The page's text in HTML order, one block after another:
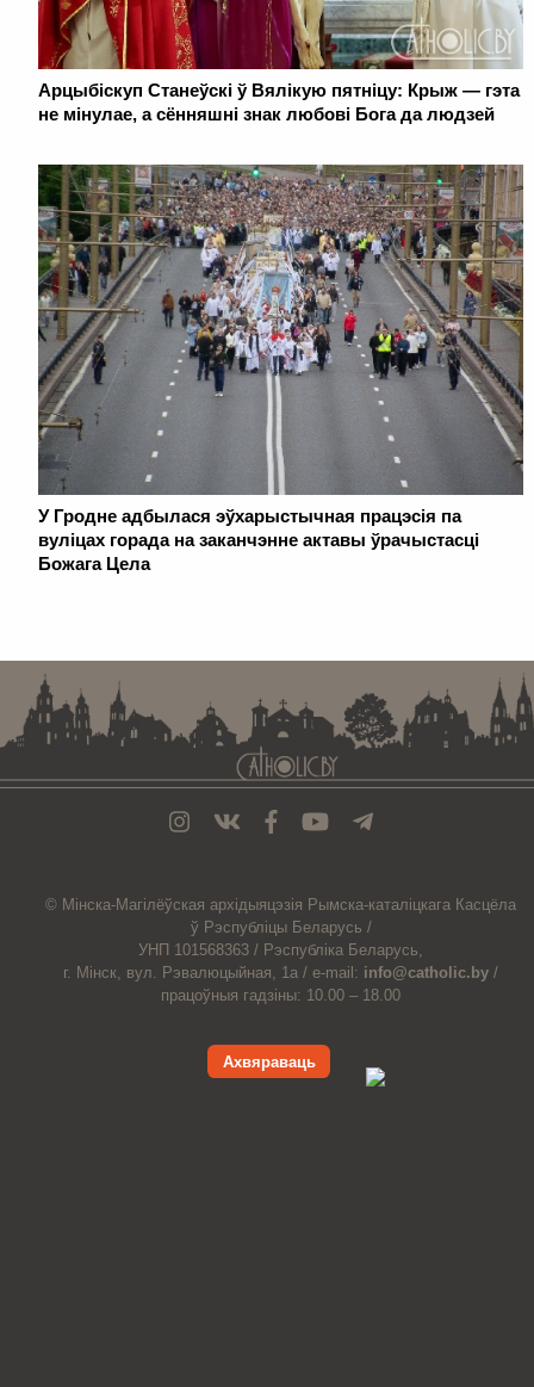
Арцыбіскуп Станеўскі ў Вялікую пятніцу: Крыж — гэта
не мінулае, а сённяшні знак любові Бога да людзей
У Гродне адбылася эўхарыстычная працэсія па
вуліцах горада на заканчэнне актавы ўрачыстасці
Божага Цела
© Мiнска-Магiлёўская архiдыяцэзiя Рымска-каталіцкага Касцёла
ў Рэспубліцы Беларусь /
УНП 101568363 / Рэспубліка Беларусь,
г. Мінск, вул. Рэвалюцыйная, 1а / e-mail: info@catholic.by /
працоўныя гадзіны: 10.00 – 18.00
Ахвяраваць